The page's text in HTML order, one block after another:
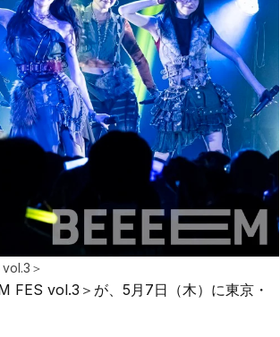
＞
FES vol.3＞が、5月7日（木）に東京・